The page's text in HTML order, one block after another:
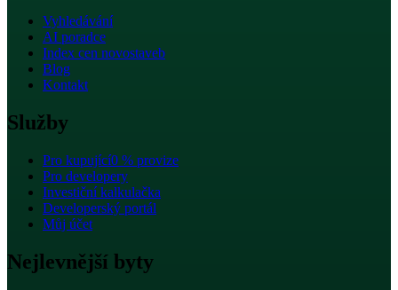
Vyhledávání
AI poradce
Index cen novostaveb
Blog
Kontakt
Služby
Pro kupující0 % provize
Pro developery
Investiční kalkulačka
Developerský portál
Můj účet
Nejlevnější byty